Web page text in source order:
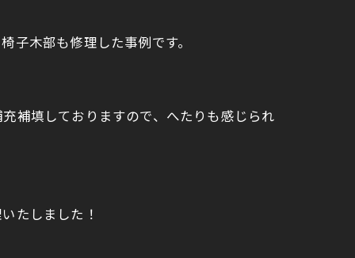
木部も修理した事例です。
補填しておりますので、へたりも感じられ
たしました！